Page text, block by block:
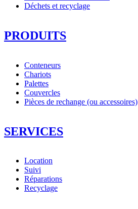
Déchets et recyclage
PRODUITS
Conteneurs
Chariots
Palettes
Couvercles
Pièces de rechange (ou accessoires)
SERVICES
Location
Suivi
Réparations
Recyclage